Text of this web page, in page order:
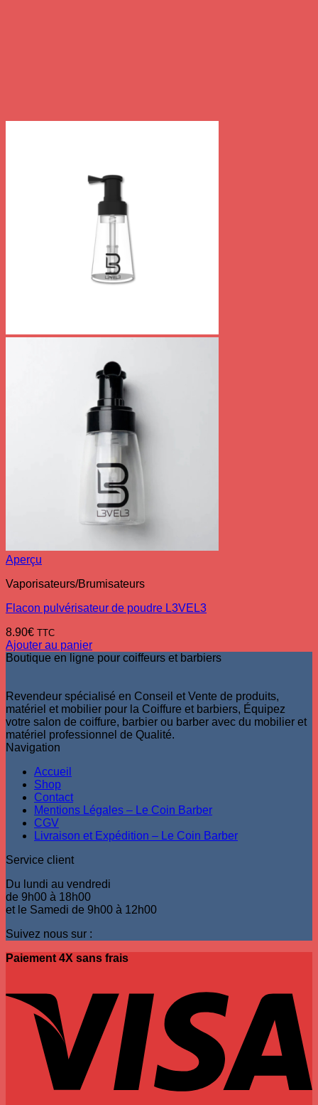
Aperçu
Vaporisateurs/Brumisateurs
Flacon pulvérisateur de poudre L3VEL3
8.90€ TTC
Ajouter au panier
Boutique en ligne pour coiffeurs et barbiers
Revendeur spécialisé en Conseil et Vente de produits,
matériel et mobilier pour la Coiffure et barbiers, Équipez
votre salon de coiffure, barbier ou barber avec du mobilier et
matériel professionnel de Qualité.
Navigation
Accueil
Shop
Contact
Mentions Légales – Le Coin Barber
CGV
Livraison et Expédition – Le Coin Barber
Service client
Du lundi au vendredi
de 9h00 à 18h00
et le Samedi de 9h00 à 12h00
Suivez nous sur :
Paiement 4X sans frais